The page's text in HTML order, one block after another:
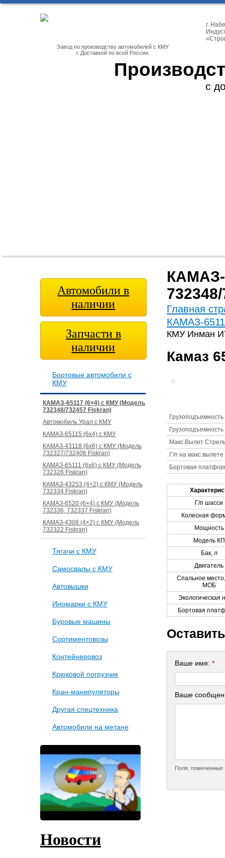
Завод по производству автомобилей с КМУ
с Доставкой по всей России.
г.
с
Автомобили в
наличии
Запчасти в
наличии
Бортовые автомобили с
КМУ
КАМАЗ-65117 (6×4) с КМУ (Модель
732348/732457 Fiskran)
Автомобиль Урал с КМУ
КАМАЗ-65115 (6х4) с КМУ
КАМАЗ-43118 (6х6) с КМУ (Модель
732327/732406 Fiskran)
КАМАЗ-65111 (6х6) с КМУ (Модель
732326 Fiskran)
КАМАЗ-43253 (4×2) с КМУ (Модель
732334 Fiskran)
КАМАЗ-6520 (6×4) с КМУ (Модель
732336, 732337 Fiskran)
КАМАЗ-4308 (4×2) с КМУ (Модель
732322 Fiskran)
Тягачи с КМУ
Самосвалы с КМУ
Автовышки
Иномарки с КМУ
Буровые машины
Сортиментовозы
Контейнеровоз
Крюковой погрузчик
Кран-манипуляторы
Другая спецтехника
Автомобили на метане
Новости
КАМАЗ-
Главная
КАМАЗ-
КМУ Инман
Камаз
Макс.Вылет
Г/п на макс.вылете
Бортовая
Г/п шасси
Колесная
Мощность
Модель КП
Бак, л
Двигатель
Спальное
МОБ
Экологическая
Бортовая
Ваше имя: *
Ваше
Поля, помеченные